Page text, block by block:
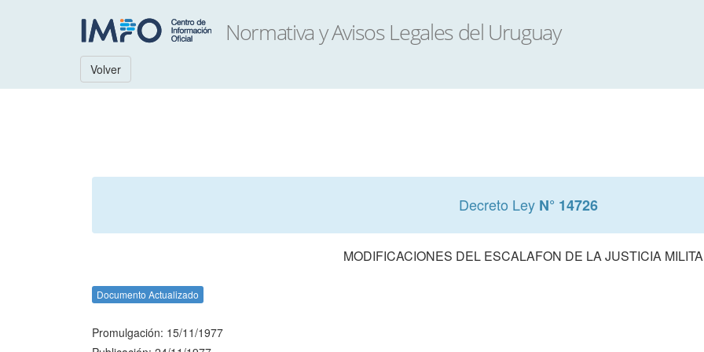
Volver
Decreto Ley N° 14726
MODIFICACIONES DEL ESCALAFON DE LA JUSTICIA
Documento Actualizado
Promulgación: 15/11/1977